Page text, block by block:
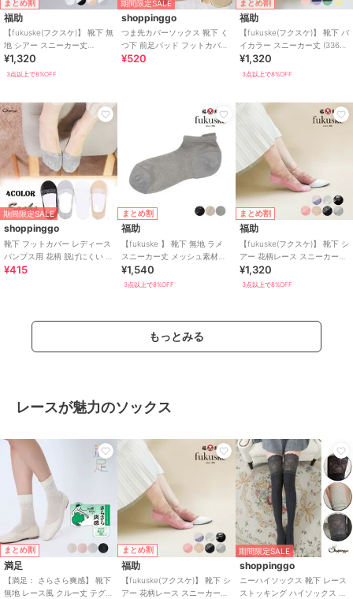
まとめ割
福助
【fukuske(フクスケ)】 靴下 無
地 シアー スニーカー丈
(3363-210)
¥1,320
3点以上で8%OFF
期間限定SALE
shoppinggo
つま先カバーソックス 靴下 く
つ下 前足パッド フットカバー
パンプス用 見えない
¥520
まとめ割
福助
【fukuske(フクスケ)】 靴下 バ
イカラー スニーカー丈 (3363-
826)
¥1,320
3点以上で8%OFF
期間限定SALE
shoppinggo
靴下 フットカバー レディース
パンプス用 花柄 脱げにくい 蒸
れない ソックス くつ下
¥415
まとめ割
福助
【fukuske 】 靴下 無地 ラメ
スニーカー丈 メッシュ素材
(3163-40
¥1,540
3点以上で8%OFF
まとめ割
福助
【fukuske(フクスケ)】 靴下 シ
アー 花柄レース スニーカー丈
(3363-211)
¥1,320
3点以上で8%OFF
もっとみる
レースが魅力のソックス
まとめ割
満足
【満足： さらさら爽感】 靴下
無地 レース風 クルー丈 テグス
まとめ割
福助
【fukuske(フクスケ)】 靴下 シ
アー 花柄レース スニーカー丈
期間限定SALE
shoppinggo
ニーハイソックス 靴下 レース
ストッキング ハイソックス リ